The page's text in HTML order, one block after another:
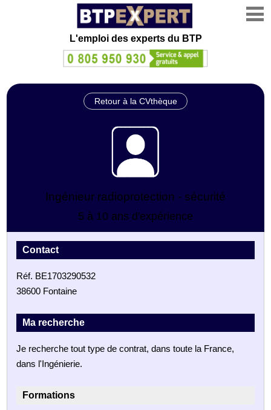
L'emploi des experts du BTP
Retour à la CVthèque
Ingénieur radioprotection - sécurité
5 à 10 ans d'expérience
Contact
Réf. BE1703290532
38600 Fontaine
Ma recherche
Je recherche tout type de contrat, dans toute la France,
dans l'Ingénierie.
Formations